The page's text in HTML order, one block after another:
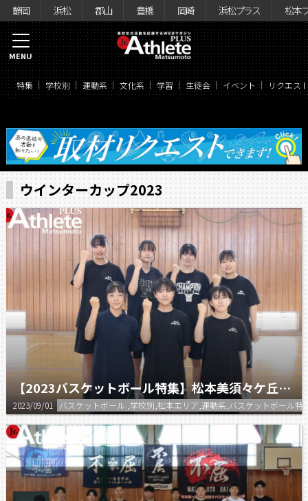
静岡 浜松 郡山 豊橋 岡崎 浜松プラス 松本
特集 学校別 運動系 文化系 学習 生徒会 イベント リクエス
MENU
ウインターカップ2023
【2023バスケットボール特集】松本美須々ケ丘高等学校 女子バスケットボール部
2023/09/01 バスケットボール ,学校別,松本エリア,運動系,バスケットボール